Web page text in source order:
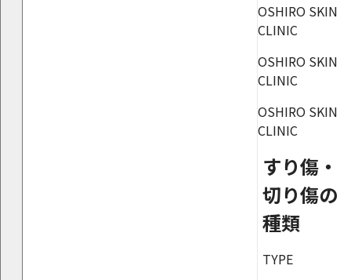
OSHIRO SKIN
CLINIC
OSHIRO SKIN
CLINIC
OSHIRO SKIN
CLINIC
すり傷・
切り傷の
種類
TYPE